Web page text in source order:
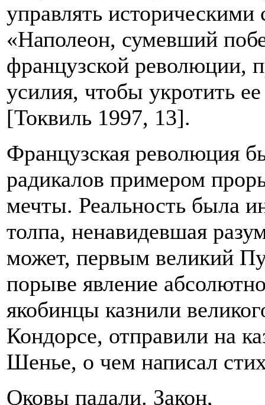
управлять
«Наполеон, сумевший
французской революции,
усилия, чтобы укротить
[Токвиль 1997, 13].
Французская революция
радикалов примером
мечты. Реальность была
толпа, ненавидевшая
может, первым великий
порыве явление
якобинцы казнили
Кондорсе, отправили на
Шенье, о чем написал
Оковы падали. Закон,